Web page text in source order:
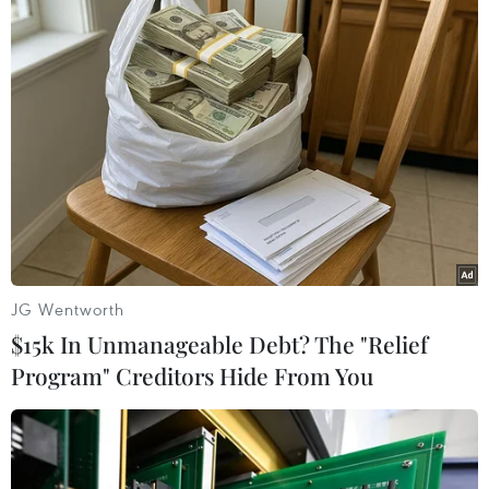
Canada, Pháp tiếp tục tranh cãi về chủ
quyền biển đảo
24/04/2014 01:15
Canada phản đối việc Pháp đề nghị Liên hợp quốc
công nhận quyền kiểm soát của Pháp đối với các vùng
nước xung quanh đảo Saint-Pierre và Miquelon.
JG Wentworth
$15k In Unmanageable Debt? The "Relief
Program" Creditors Hide From You